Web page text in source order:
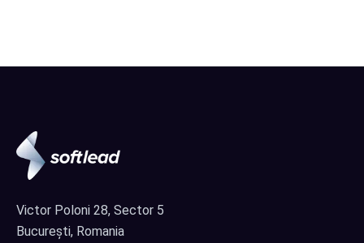
Victor Poloni 28, Sector 5
București, Romania